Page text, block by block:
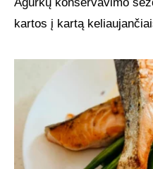
kartos į kartą